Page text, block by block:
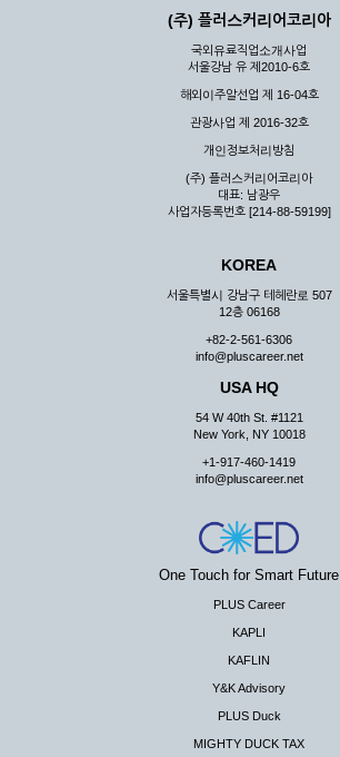
(주) 플러스커리어코리아
국외유료직업소개사업
서울강남 유 제2010-6호
해외이주알선업 제 16-04호
관광사업 제 2016-32호
개인정보처리방침
(주) 플러스커리어코리아
대표: 남광우
사업자등록번호 [214-88-59199]
KOREA
서울특별시 강남구 테헤란로 507
12층 06168
+82-2-561-6306
info@pluscareer.net
USA HQ
54 W 40th St. #1121
New York, NY 10018
+1-917-460-1419
info@pluscareer.net
One Touch for Smart Future
PLUS Career
KAPLI
KAFLIN
Y&K Advisory
PLUS Duck
MIGHTY DUCK TAX